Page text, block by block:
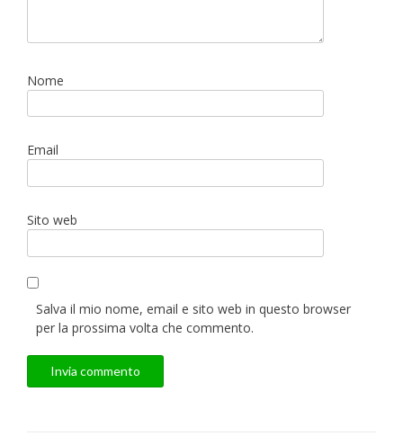
Nome
Email
Sito web
Salva il mio nome, email e sito web in questo browser
per la prossima volta che commento.